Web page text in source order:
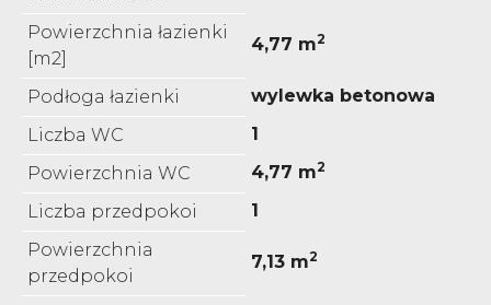
Powierzchnia łazienki
[m2]
4,77 m2
Podłoga łazienki
wylewka betonowa
Liczba WC
1
Powierzchnia WC
4,77 m2
Liczba przedpokoi
1
Powierzchnia
przedpokoi
7,13 m2